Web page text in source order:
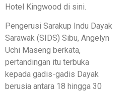
Hotel Kingwood di sini.
Pengerusi Sarakup Indu Dayak
Sarawak (SIDS) Sibu, Angelyn
Uchi Maseng berkata,
pertandingan itu terbuka
kepada gadis-gadis Dayak
berusia antara 18 hingga 30